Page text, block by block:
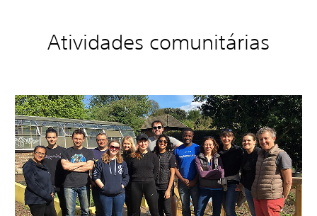
Atividades comunitárias